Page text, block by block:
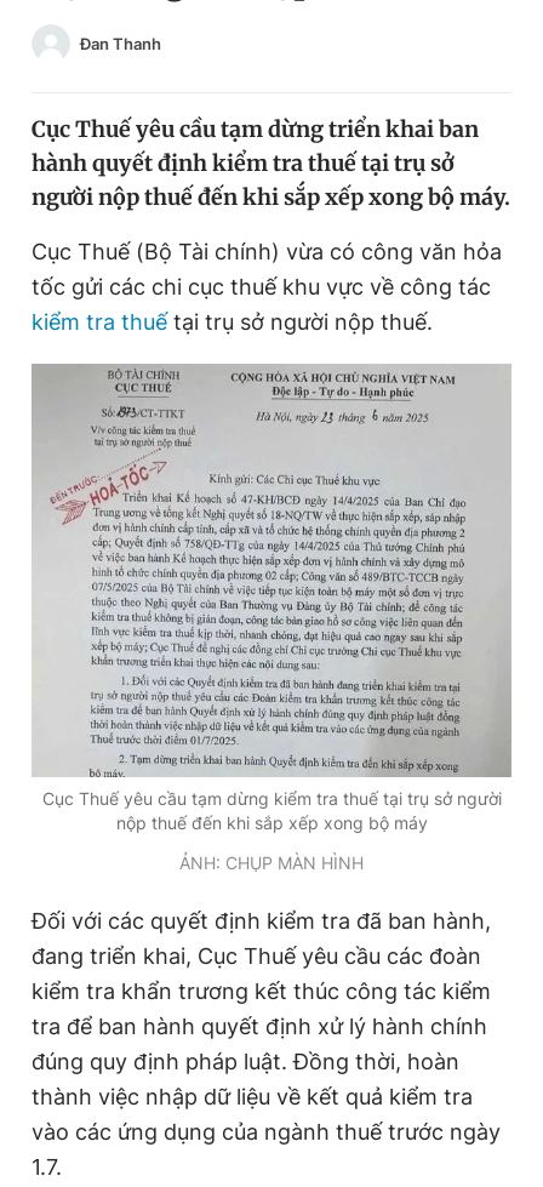
Chuyên mục khác
Tin thị trường Tin 360
Sản phẩm khác
Tiện ích Bạn cần biết
Thông tin tòa soạn
Đọc Thanh Niên trên điện thoại
Theo dõi báo trên
0908 780 404
Đặt báo Quảng cáo Tòa soạn Chính sách bảo
Tổng biên tập: Nguyễn Ngọc Toàn
Phó tổng biên tập thường trực: Hải Thành
Phó tổng biên tập: Lâm Hiếu Dũng
Tổng thư ký tòa soạn: Đức Trung
Giấy phép xuất bản số 110/GP - BTTTT cấp ngày 24.3.2020
© 2003-2026 Bản quyền thuộc về Báo Thanh Niên. Cấm sao
bản. Phát triển bởi ePi Technologies, JSC.
Tin đã xem
Đăng xuất
Đan Thanh
Cục Thuế yêu cầu tạm dừng triển khai ban
hành quyết định kiểm tra thuế tại trụ sở
người nộp thuế đến khi sắp xếp xong bộ máy.
Cục Thuế (Bộ Tài chính) vừa có công văn hỏa
tốc gửi các chi cục thuế khu vực về công tác
kiểm tra thuế tại trụ sở người nộp thuế.
Cục Thuế yêu cầu tạm dừng kiểm tra thuế tại trụ sở người
nộp thuế đến khi sắp xếp xong bộ máy
ẢNH: CHỤP MÀN HÌNH
Đối với các quyết định kiểm tra đã ban hành,
đang triển khai, Cục Thuế yêu cầu các đoàn
kiểm tra khẩn trương kết thúc công tác kiểm
tra để ban hành quyết định xử lý hành chính
đúng quy định pháp luật. Đồng thời, hoàn
thành việc nhập dữ liệu về kết quả kiểm tra
vào các ứng dụng của ngành thuế trước ngày
1.7.